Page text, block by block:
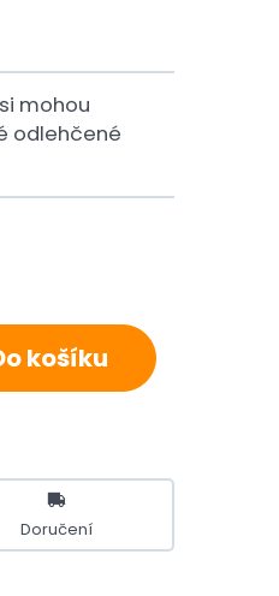
mohou
odlehčené
košíku
Doručení